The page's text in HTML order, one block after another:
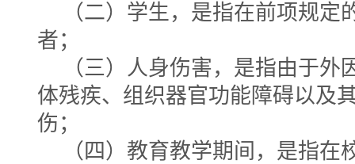
（二）学生，是指在前项规定
者；
（三）人身伤害，是指由于外
体残疾、组织器官功能障碍以及
伤；
（四）教育教学期间，是指在